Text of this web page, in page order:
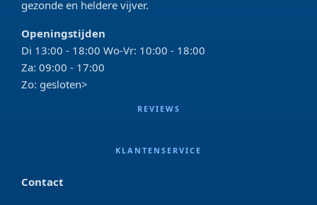
gezonde en heldere vijver.
Openingstijden
Di 13:00 - 18:00 Wo-Vr: 10:00 - 18:00
Za: 09:00 - 17:00
Zo: gesloten>
REVIEWS
KLANTENSERVICE
Contact